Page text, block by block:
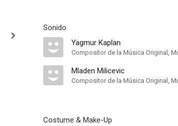
Sonido
Yagmur Kaplan
Compositor de la Música Original,
Mladen Milicevic
Compositor de la Música Original,
Costume & Make-Up